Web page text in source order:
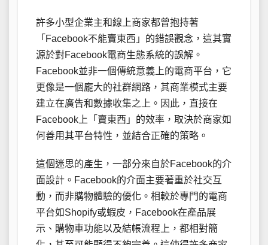
許多小型企業主和線上商家都曾抱持著
「Facebook不能賣東西」的錯誤觀念，這其實
源於對Facebook電商生態系統的誤解。
Facebook並非一個傳統意義上的電商平台，它
更像是一個龐大的社群網路，其商業模式主要
建立在廣告和數據收集之上。因此，直接在
Facebook上「賣東西」的效率，取決於商家如
何善用其平台特性，並結合正確的策略。
這個迷思的產生，一部分來自於Facebook的介
面設計。Facebook的介面主要著重於社交互
動，而非購物體驗的優化。相較於專門的電商
平台如Shopify或蝦皮，Facebook在產品展
示、購物車功能以及結帳流程上，都相對簡